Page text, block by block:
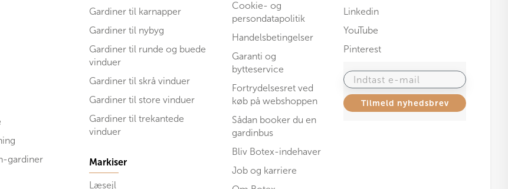
gardiner
Gardiner til karnapper
Gardiner til nybyg
Gardiner til runde og buede
vinduer
Gardiner til skrå vinduer
Gardiner til store vinduer
Gardiner til trekantede
vinduer
Markiser
Læsejl
Cookie- og
persondatapolitik
Handelsbetingelser
Garanti og
bytteservice
Fortrydelsesret ved
køb på webshoppen
Sådan booker du en
gardinbus
Bliv Botex-indehaver
Job og karriere
Linkedin
YouTube
Pinterest
Indtast e-mail
Tilmeld nyhedsbrev